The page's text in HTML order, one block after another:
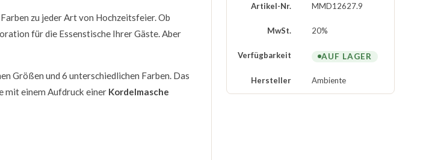
zu jeder Art von Hochzeitsfeier. Ob
für die Essenstische Ihrer Gäste. Aber
Größen und 6 unterschiedlichen Farben. Das
mit einem Aufdruck einer Kordelmasche
Artikel-Nr. MMD12627.9
MwSt. 20%
Verfügbarkeit AUF LAGER
Hersteller Ambiente